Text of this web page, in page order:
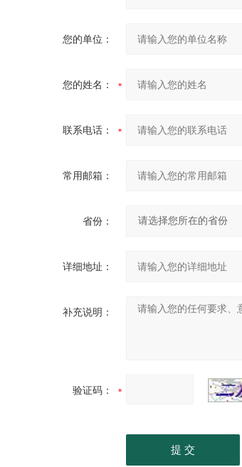
您的单位：
您的姓名：
联系电话：
常用邮箱：
省份：
详细地址：
补充说明：
验证码：